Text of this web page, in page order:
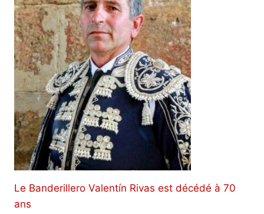
Le Banderillero Valentín Rivas est décédé à 70
ans